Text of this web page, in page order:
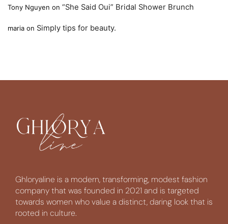
Tony Nguyen on “She Said Oui” Bridal Shower Brunch
maria on Simply tips for beauty.
Ghloryaline is a modern, transforming, modest fashion
company that was founded in 2021 and is targeted
towards women who value a distinct, daring look that is
rooted in culture.